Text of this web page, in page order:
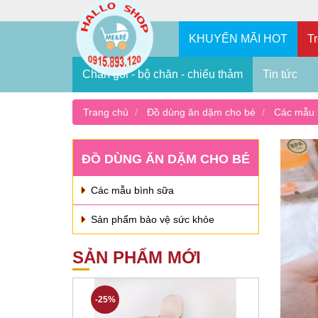
KHUYẾN MÃI HOT
Chăn gối - bộ chăn - chiếu thảm Tin tức
Trang chủ Đồ dùng ăn dặm cho bé Các mẫu
ĐỒ DÙNG ĂN DẶM CHO BÉ
Các mẫu bình sữa
Sản phẩm bảo vệ sức khỏe
SẢN PHẨM MỚI
-25%